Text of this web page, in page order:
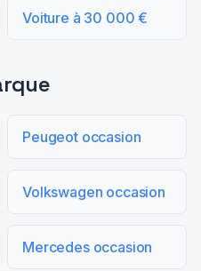
Voiture à 30 000 €
Peugeot occasion
Volkswagen occasion
Mercedes occasion